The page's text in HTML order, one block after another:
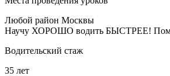
Любой район Москвы
Научу ХОРОШО водить БЫСТРЕЕ!
Водительский стаж
35 лет